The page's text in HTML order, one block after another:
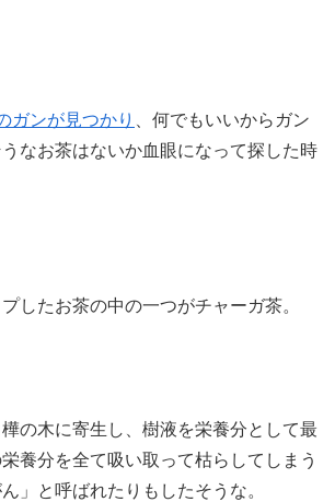
ガンが見つかり
、何でもいいからガン
なお茶はないか血眼になって探した時
したお茶の中の一つがチャーガ茶。
の木に寄生し、樹液を栄養分として最
養分を全て吸い取って枯らしてしまう
」と呼ばれたりもしたそうな。